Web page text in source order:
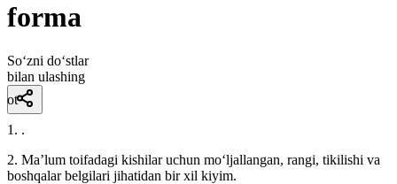
forma
So‘zni do‘stlar
bilan ulashing
ot
1. .
2. Maʼlum toifadagi kishilar uchun moʻljallangan, rangi, tikilishi va
boshqalar belgilari jihatidan bir xil kiyim.